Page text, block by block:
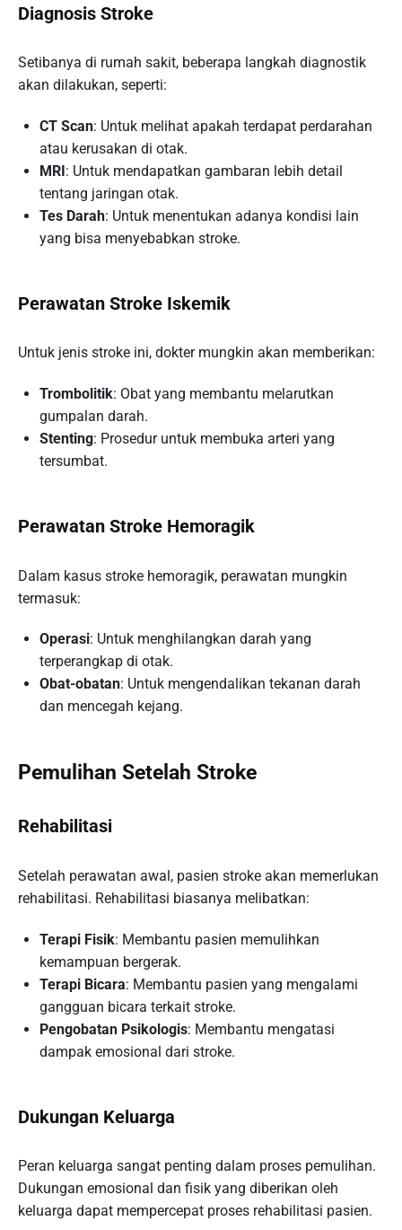
Diagnosis Stroke
Setibanya di rumah sakit, beberapa langkah diagnostik
akan dilakukan, seperti:
CT Scan: Untuk melihat apakah terdapat perdarahan
atau kerusakan di otak.
MRI: Untuk mendapatkan gambaran lebih detail
tentang jaringan otak.
Tes Darah: Untuk menentukan adanya kondisi lain
yang bisa menyebabkan stroke.
Perawatan Stroke Iskemik
Untuk jenis stroke ini, dokter mungkin akan memberikan:
Trombolitik: Obat yang membantu melarutkan
gumpalan darah.
Stenting: Prosedur untuk membuka arteri yang
tersumbat.
Perawatan Stroke Hemoragik
Dalam kasus stroke hemoragik, perawatan mungkin
termasuk:
Operasi: Untuk menghilangkan darah yang
terperangkap di otak.
Obat-obatan: Untuk mengendalikan tekanan darah
dan mencegah kejang.
Pemulihan Setelah Stroke
Rehabilitasi
Setelah perawatan awal, pasien stroke akan memerlukan
rehabilitasi. Rehabilitasi biasanya melibatkan:
Terapi Fisik: Membantu pasien memulihkan
kemampuan bergerak.
Terapi Bicara: Membantu pasien yang mengalami
gangguan bicara terkait stroke.
Pengobatan Psikologis: Membantu mengatasi
dampak emosional dari stroke.
Dukungan Keluarga
Peran keluarga sangat penting dalam proses pemulihan.
Dukungan emosional dan fisik yang diberikan oleh
keluarga dapat mempercepat proses rehabilitasi pasien.